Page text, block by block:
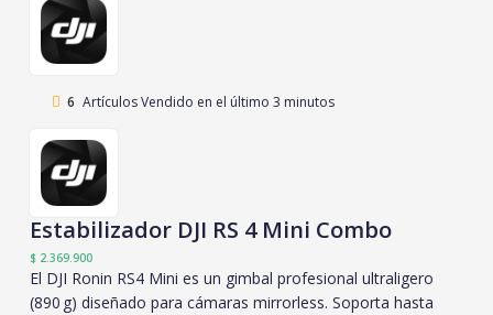
6 Artículos Vendido en el último 3 minutos
Estabilizador DJI RS 4 Mini Combo
$2.369.900
El DJI Ronin RS4 Mini es un gimbal profesional ultraligero
(890 g) diseñado para cámaras mirrorless. Soporta hasta